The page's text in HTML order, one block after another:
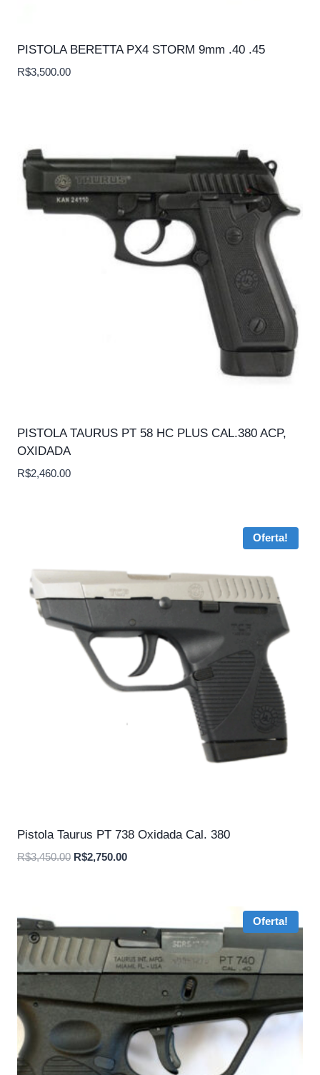
PISTOLA BERETTA PX4 STORM 9mm .40 .45
R$3,500.00
PISTOLA TAURUS PT 58 HC PLUS CAL.380 ACP,
OXIDADA
R$2,460.00
Oferta!
Pistola Taurus PT 738 Oxidada Cal. 380
R$3,450.00 O
R$2,750.00O
Oferta!